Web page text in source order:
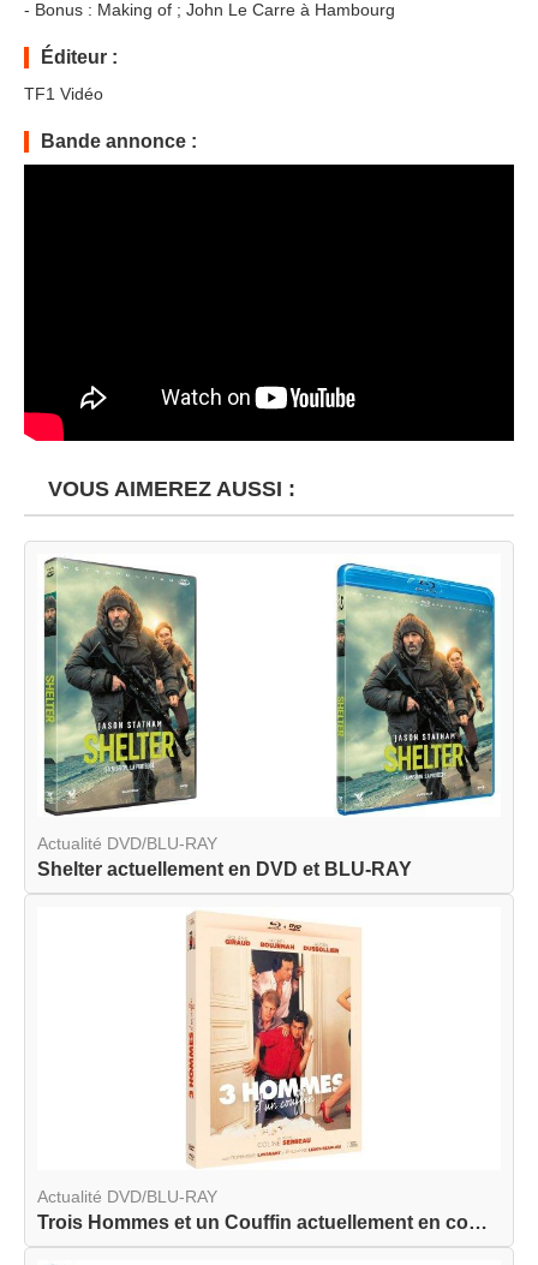
- Bonus : Making of ; John Le Carre à Hambourg
Éditeur :
TF1 Vidéo
Bande annonce :
VOUS AIMEREZ AUSSI :
Actualité DVD/BLU-RAY
Shelter actuellement en DVD et BLU-RAY
Actualité DVD/BLU-RAY
Trois Hommes et un Couffin actuellement en combo...